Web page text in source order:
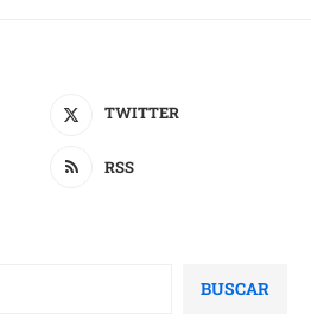
TWITTER
RSS
BUSCAR